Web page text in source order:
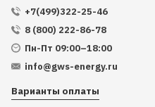
+7(499)322-25-46
8 (800) 222-86-78
Пн-Пт 09:00–18:00
info@gws-energy.ru
Варианты оплаты